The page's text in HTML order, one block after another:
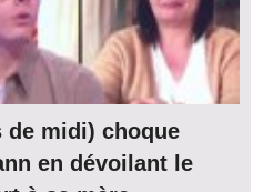
de midi) choque
en dévoilant le